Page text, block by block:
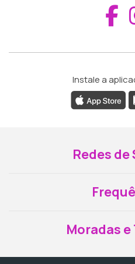
Instale a
Redes
Moradas